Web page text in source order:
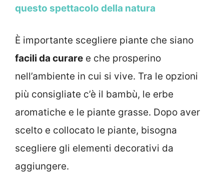
questo spettacolo della natura
È importante scegliere piante che siano
facili da curare e che prosperino
nell’ambiente in cui si vive. Tra le opzioni
più consigliate c’è il bambù, le erbe
aromatiche e le piante grasse. Dopo aver
scelto e collocato le piante, bisogna
scegliere gli elementi decorativi da
aggiungere.